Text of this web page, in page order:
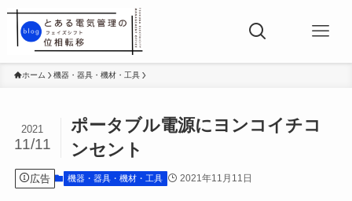
ホーム 機器・器具・機材・工具
ポータブル電源にヨンコイチコ
ンセント
2021
11/11
広告 機器・器具・機材・工具 2021年11月11日